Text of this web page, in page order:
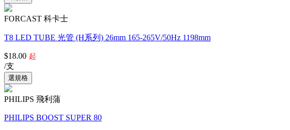
FORCAST 科卡士
T8 LED TUBE 光管 (H系列) 26mm 165-265V/50Hz 1198mm
$18.00 起
/支
PHILIPS 飛利蒲
PHILIPS BOOST SUPER 80